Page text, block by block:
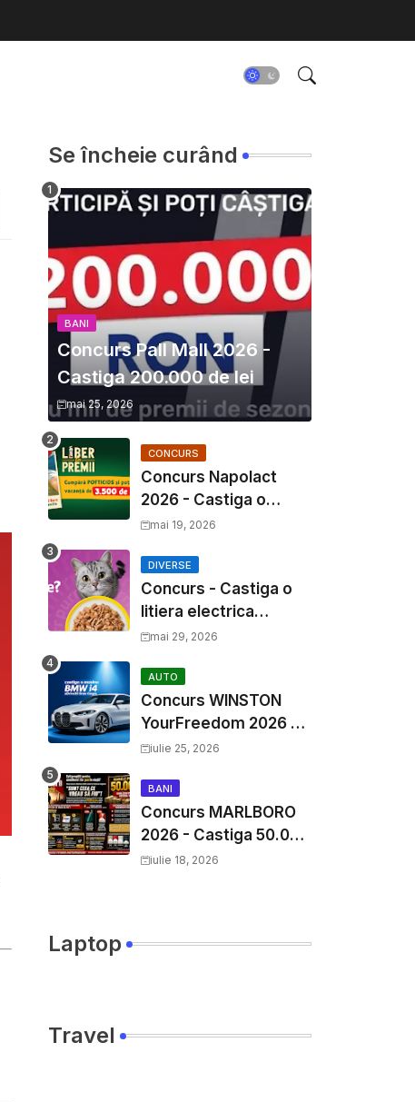
Se încheie curând
BANI
Concurs Pall Mall 2026 -
Castiga 200.000 de lei
mai 25, 2026
CONCURS
Concurs Napolact
2026 - Castiga o
Vacanta de Familie de
mai 19, 2026
DIVERSE
Concurs - Castiga o
litiera electrica
Whiskas
mai 29, 2026
AUTO
Concurs WINSTON
YourFreedom 2026 -
Castiga o masina
premii cash
iulie 25, 2026
BANI
Concurs MARLBORO
2026 - Castiga 50.000
EURO pe
iulie 18, 2026
Laptop
Travel